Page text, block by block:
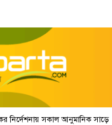
নির্দেশনায় সকাল আনুমানিক সাড়ে